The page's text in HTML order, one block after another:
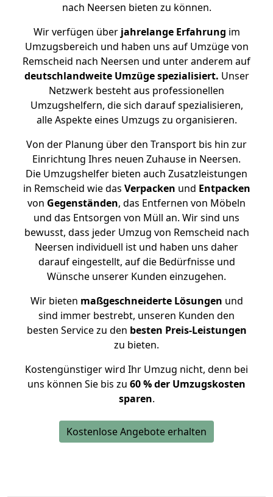
nach Neersen bieten zu können.
Wir verfügen überjahrelange Erfahrung im
Umzugsbereich und haben uns auf Umzüge von
Remscheid nach Neersen und unter anderem auf
deutschlandweite Umzüge spezialisiert. Unser
Netzwerk besteht aus professionellen
Umzugshelfern, die sich darauf spezialisieren,
alle Aspekte eines Umzugs zu organisieren.
Von der Planung über den Transport bis hin zur
Einrichtung Ihres neuen Zuhause in Neersen.
Die Umzugshelfer bieten auch Zusatzleistungen
in Remscheid wie das Verpacken und Entpacken
von Gegenständen, das Entfernen von Möbeln
und das Entsorgen von Müll an. Wir sind uns
bewusst, dass jeder Umzug von Remscheid nach
Neersen individuell ist und haben uns daher
darauf eingestellt, auf die Bedürfnisse und
Wünsche unserer Kunden einzugehen.
Wir bieten maßgeschneiderte Lösungen und
sind immer bestrebt, unseren Kunden den
besten Service zu den besten Preis-Leistungen
zu bieten.
Kostengünstiger wird Ihr Umzug nicht, denn bei
uns können Sie bis zu 60 % der Umzugskosten
sparen.
Kostenlose Angebote erhalten